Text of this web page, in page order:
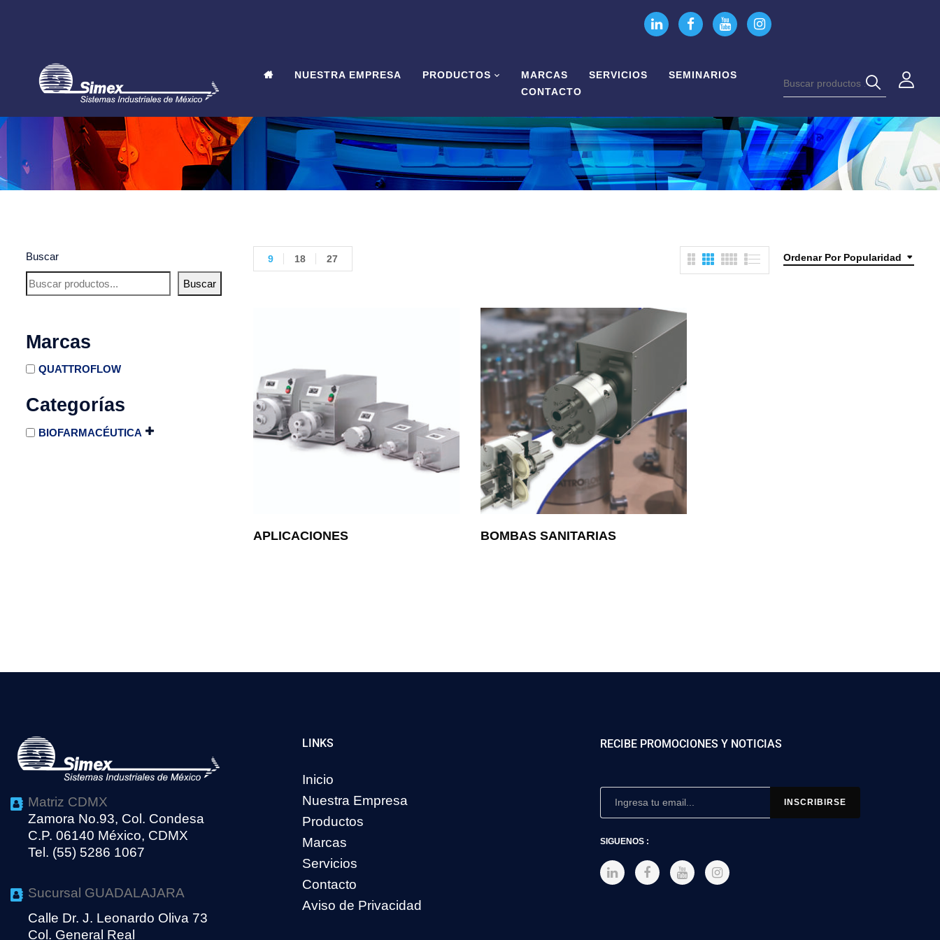
NUESTRA EMPRESA PRODUCTOS MARCAS SERVICIOS
SEMINARIOS
CONTACTO
Buscar
Buscar
Marcas
QUATTROFLOW
Categorías
BIOFARMACÉUTICA
Ordenar Por Popularidad
9 18 27
APLICACIONES BOMBAS SANITARIAS
Matriz CDMX
Zamora No.93, Col. Condesa
C.P. 06140 México, CDMX
Tel. (55) 5286 1067
Sucursal GUADALAJARA
Calle Dr. J. Leonardo Oliva 73
Col. General Real
LINKS
Inicio
Nuestra Empresa
Productos
Marcas
Servicios
Contacto
Aviso de Privacidad
RECIBE PROMOCIONES Y NOTICIAS
SIGUENOS :